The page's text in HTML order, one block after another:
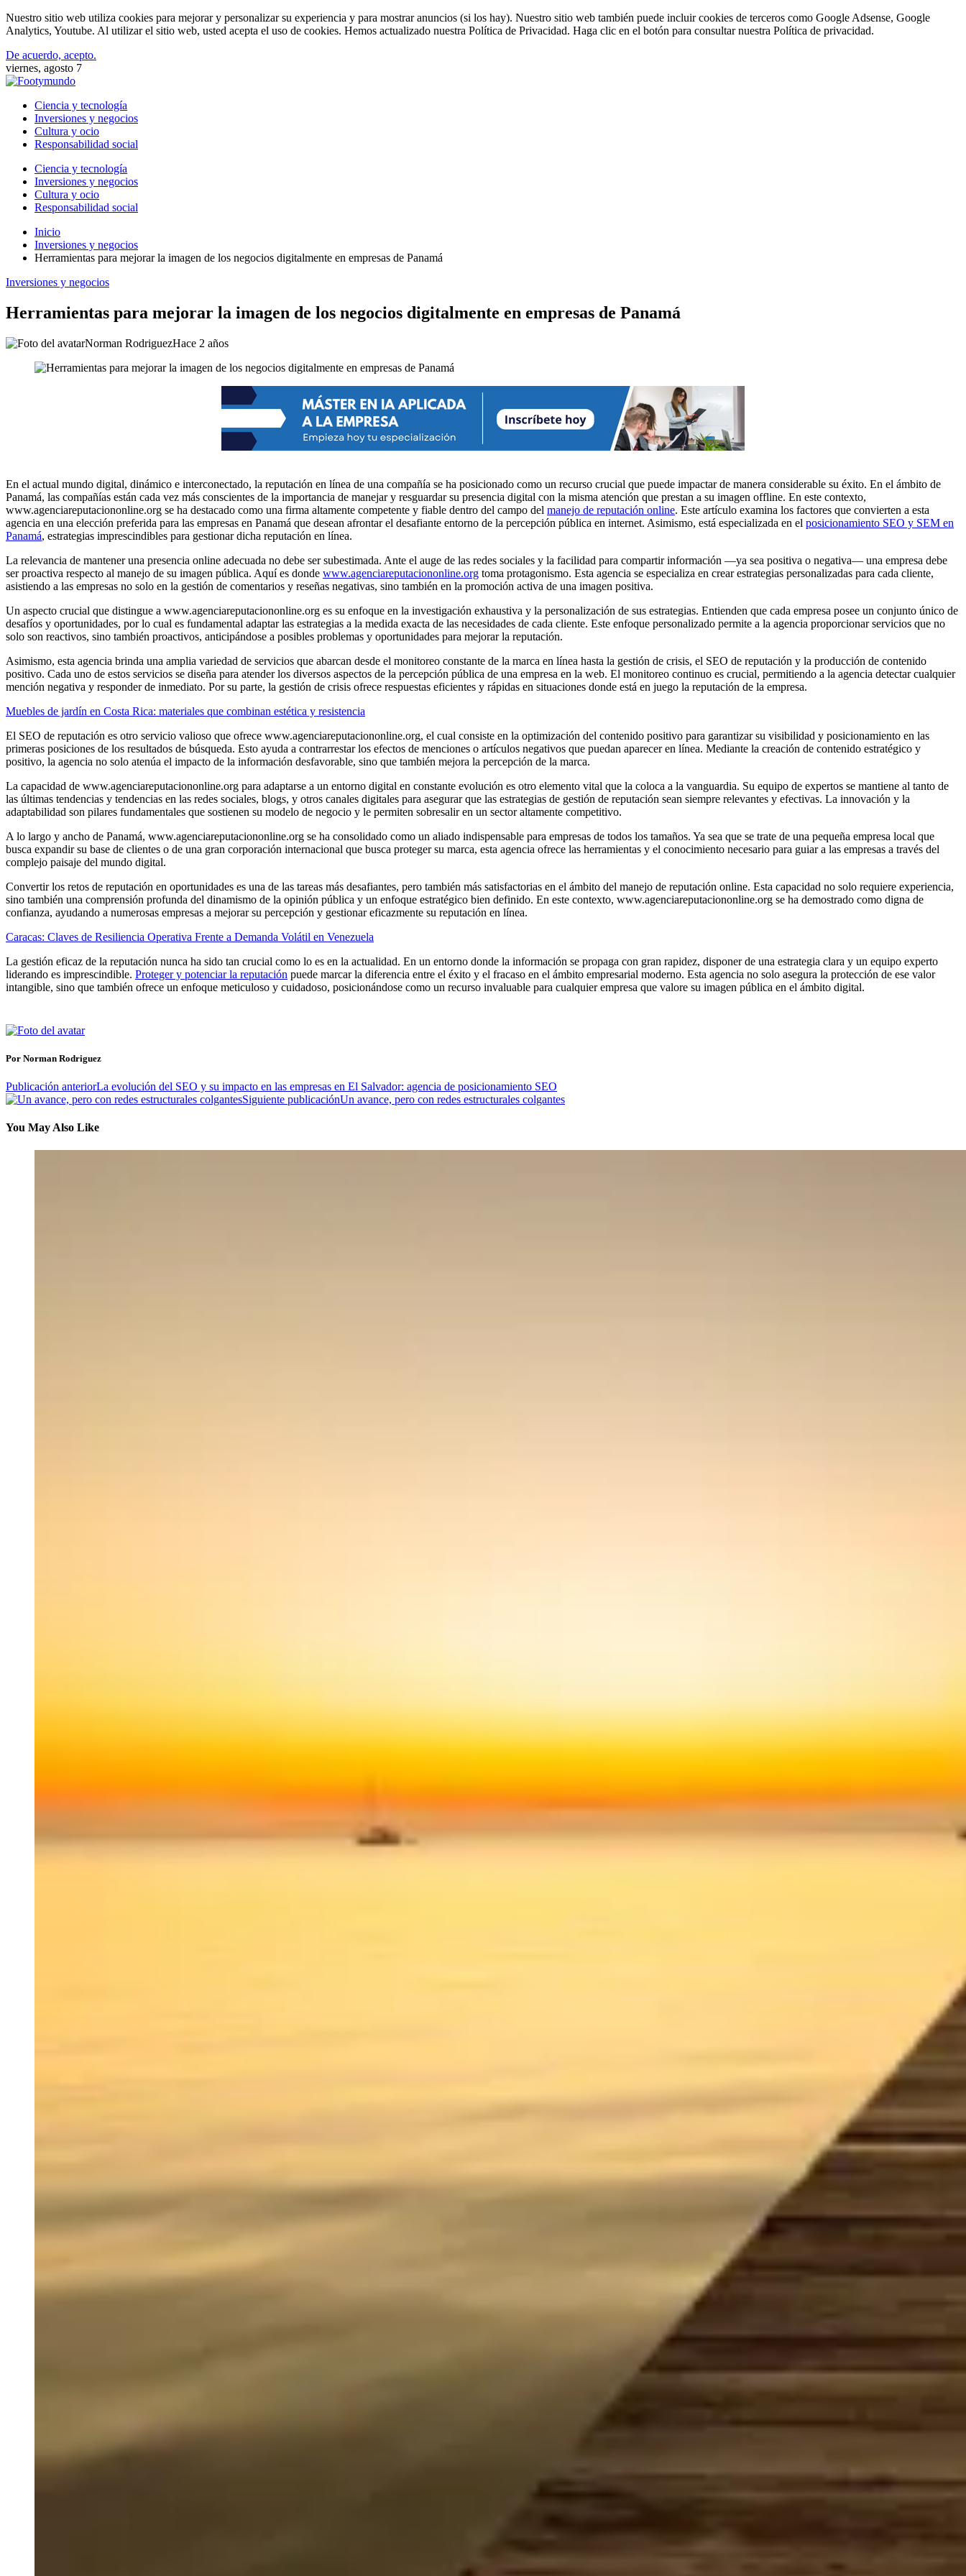
Nuestro sitio web utiliza cookies para mejorar y personalizar su experiencia y para mostrar anuncios (si los hay). Nuestro sitio web también puede incluir cookies de terceros como Google Adsense, Google
Analytics, Youtube. Al utilizar el sitio web, usted acepta el uso de cookies. Hemos actualizado nuestra Política de Privacidad. Haga clic en el botón para consultar nuestra Política de privacidad.
De acuerdo, acepto.
viernes, agosto 7
Ciencia y tecnología
Inversiones y negocios
Cultura y ocio
Responsabilidad social
Ciencia y tecnología
Inversiones y negocios
Cultura y ocio
Responsabilidad social
Inicio
Inversiones y negocios
Herramientas para mejorar la imagen de los negocios digitalmente en empresas de Panamá
Inversiones y negocios
Herramientas para mejorar la imagen de los negocios digitalmente en empresas de Panamá
Norman RodriguezHace 2 años
En el actual mundo digital, dinámico e interconectado, la reputación en línea de una compañía se ha posicionado como un recurso crucial que puede impactar de manera considerable su éxito. En el ámbito de
Panamá, las compañías están cada vez más conscientes de la importancia de manejar y resguardar su presencia digital con la misma atención que prestan a su imagen offline. En este contexto,
www.agenciareputaciononline.org se ha destacado como una firma altamente competente y fiable dentro del campo del manejo de reputación online. Este artículo examina los factores que convierten a esta
agencia en una elección preferida para las empresas en Panamá que desean afrontar el desafiante entorno de la percepción pública en internet. Asimismo, está especializada en el posicionamiento SEO y SEM en
Panamá, estrategias imprescindibles para gestionar dicha reputación en línea.
La relevancia de mantener una presencia online adecuada no debe ser subestimada. Ante el auge de las redes sociales y la facilidad para compartir información —ya sea positiva o negativa— una empresa debe
ser proactiva respecto al manejo de su imagen pública. Aquí es donde www.agenciareputaciononline.org toma protagonismo. Esta agencia se especializa en crear estrategias personalizadas para cada cliente,
asistiendo a las empresas no solo en la gestión de comentarios y reseñas negativas, sino también en la promoción activa de una imagen positiva.
Un aspecto crucial que distingue a www.agenciareputaciononline.org es su enfoque en la investigación exhaustiva y la personalización de sus estrategias. Entienden que cada empresa posee un conjunto único de
desafíos y oportunidades, por lo cual es fundamental adaptar las estrategias a la medida exacta de las necesidades de cada cliente. Este enfoque personalizado permite a la agencia proporcionar servicios que no
solo son reactivos, sino también proactivos, anticipándose a posibles problemas y oportunidades para mejorar la reputación.
Asimismo, esta agencia brinda una amplia variedad de servicios que abarcan desde el monitoreo constante de la marca en línea hasta la gestión de crisis, el SEO de reputación y la producción de contenido
positivo. Cada uno de estos servicios se diseña para atender los diversos aspectos de la percepción pública de una empresa en la web. El monitoreo continuo es crucial, permitiendo a la agencia detectar cualquier
mención negativa y responder de inmediato. Por su parte, la gestión de crisis ofrece respuestas eficientes y rápidas en situaciones donde está en juego la reputación de la empresa.
Muebles de jardín en Costa Rica: materiales que combinan estética y resistencia
El SEO de reputación es otro servicio valioso que ofrece www.agenciareputaciononline.org, el cual consiste en la optimización del contenido positivo para garantizar su visibilidad y posicionamiento en las
primeras posiciones de los resultados de búsqueda. Esto ayuda a contrarrestar los efectos de menciones o artículos negativos que puedan aparecer en línea. Mediante la creación de contenido estratégico y
positivo, la agencia no solo atenúa el impacto de la información desfavorable, sino que también mejora la percepción de la marca.
La capacidad de www.agenciareputaciononline.org para adaptarse a un entorno digital en constante evolución es otro elemento vital que la coloca a la vanguardia. Su equipo de expertos se mantiene al tanto de
las últimas tendencias y tendencias en las redes sociales, blogs, y otros canales digitales para asegurar que las estrategias de gestión de reputación sean siempre relevantes y efectivas. La innovación y la
adaptabilidad son pilares fundamentales que sostienen su modelo de negocio y le permiten sobresalir en un sector altamente competitivo.
A lo largo y ancho de Panamá, www.agenciareputaciononline.org se ha consolidado como un aliado indispensable para empresas de todos los tamaños. Ya sea que se trate de una pequeña empresa local que
busca expandir su base de clientes o de una gran corporación internacional que busca proteger su marca, esta agencia ofrece las herramientas y el conocimiento necesario para guiar a las empresas a través del
complejo paisaje del mundo digital.
Convertir los retos de reputación en oportunidades es una de las tareas más desafiantes, pero también más satisfactorias en el ámbito del manejo de reputación online. Esta capacidad no solo requiere experiencia,
sino también una comprensión profunda del dinamismo de la opinión pública y un enfoque estratégico bien definido. En este contexto, www.agenciareputaciononline.org se ha demostrado como digna de
confianza, ayudando a numerosas empresas a mejorar su percepción y gestionar eficazmente su reputación en línea.
Caracas: Claves de Resiliencia Operativa Frente a Demanda Volátil en Venezuela
La gestión eficaz de la reputación nunca ha sido tan crucial como lo es en la actualidad. En un entorno donde la información se propaga con gran rapidez, disponer de una estrategia clara y un equipo experto
liderando es imprescindible. Proteger y potenciar la reputación puede marcar la diferencia entre el éxito y el fracaso en el ámbito empresarial moderno. Esta agencia no solo asegura la protección de ese valor
intangible, sino que también ofrece un enfoque meticuloso y cuidadoso, posicionándose como un recurso invaluable para cualquier empresa que valore su imagen pública en el ámbito digital.
Por Norman Rodriguez
Publicación anteriorLa evolución del SEO y su impacto en las empresas en El Salvador: agencia de posicionamiento SEO
Siguiente publicaciónUn avance, pero con redes estructurales colgantes
You May Also Like